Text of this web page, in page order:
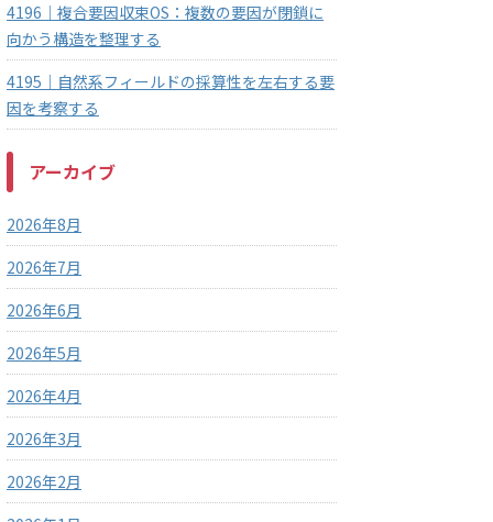
4196｜複合要因収束OS：複数の要因が閉鎖に
向かう構造を整理する
4195｜自然系フィールドの採算性を左右する要
因を考察する
アーカイブ
2026年8月
2026年7月
2026年6月
2026年5月
2026年4月
2026年3月
2026年2月